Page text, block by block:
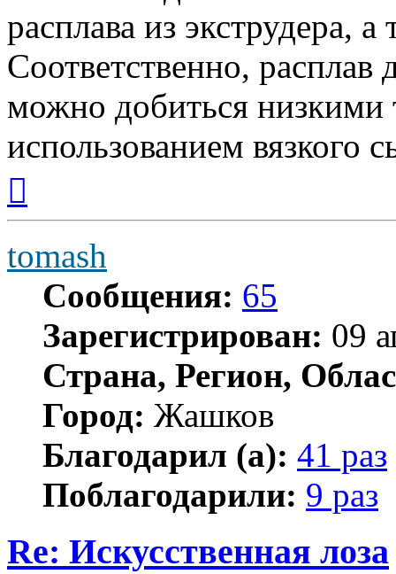
расплава из экструдера, а
Соответственно,
можно добиться низкими
использованием вязкого
началу
tomash
Сообщения: 65
Зарегистрирован: 09
Страна, Регион,
Город: Жашков
Благодарил (а): 41 раз
Поблагодарили: 9 раз
Re: Искусственная лоза